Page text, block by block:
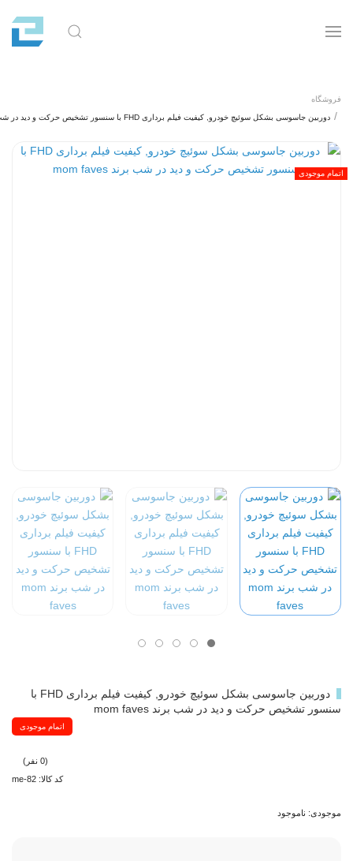
فروشگاه
دوربین جاسوسی بشکل سوئیچ خودرو, کیفیت فیلم برداری FHD با سنسور تشخیص حرکت و دید در شب برند mom faves
اتمام موجودی
دوربین جاسوسی بشکل سوئیچ خودرو, کیفیت فیلم برداری FHD با
سنسور تشخیص حرکت و دید در شب برند mom faves
اتمام موجودی
(0 نفر)
کد کالا: me-82
موجودی: ناموجود